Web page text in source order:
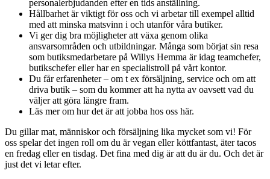
personalerbjudanden efter en tids anställning.
Hållbarhet är viktigt för oss och vi arbetar till exempel alltid
med att minska matsvinn i och utanför våra butiker.
Vi ger dig bra möjligheter att växa genom olika
ansvarsområden och utbildningar. Många som börjat sin resa
som butiksmedarbetare på Willys Hemma är idag teamchefer,
butikschefer eller har en specialistroll på vårt kontor.
Du får erfarenheter – om t ex försäljning, service och om att
driva butik – som du kommer att ha nytta av oavsett vad du
väljer att göra längre fram.
Läs mer om hur det är att jobba hos oss här.
Du gillar mat, människor och försäljning lika mycket som vi! För
oss spelar det ingen roll om du är vegan eller köttfantast, äter tacos
en fredag eller en tisdag. Det fina med dig är att du är du. Och det är
just det vi letar efter.